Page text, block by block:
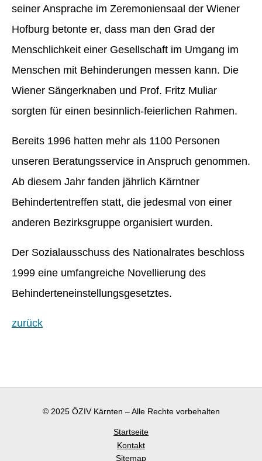
seiner Ansprache im Zeremoniensaal der Wiener
Hofburg betonte er, dass man den Grad der
Menschlichkeit einer Gesellschaft im Umgang im
Menschen mit Behinderungen messen kann. Die
Wiener Sängerknaben und Prof. Fritz Muliar
sorgten für einen besinnlich-feierlichen Rahmen.
Bereits 1996 hatten mehr als 1100 Personen
unseren Beratungsservice in Anspruch genommen.
Ab diesem Jahr fanden jährlich Kärntner
Behindertentreffen statt, die jedesmal von einer
anderen Bezirksgruppe organisiert wurden.
Der Sozialausschuss des Nationalrates beschloss
1999 eine umfangreiche Novellierung des
Behinderteneinstellungsgesetztes.
zurück
© 2025 ÖZIV Kärnten – Alle Rechte vorbehalten
Startseite
Kontakt
Sitemap